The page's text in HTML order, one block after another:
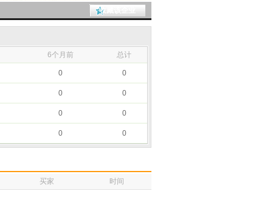
收藏该企业
6个月前 总计
0 0
0 0
0 0
0 0
买家 时间